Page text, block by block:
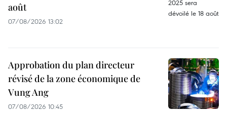
août
07/08/2026 13:02
Approbation du plan directeur
révisé de la zone économique de
Vung Ang
07/08/2026 10:45